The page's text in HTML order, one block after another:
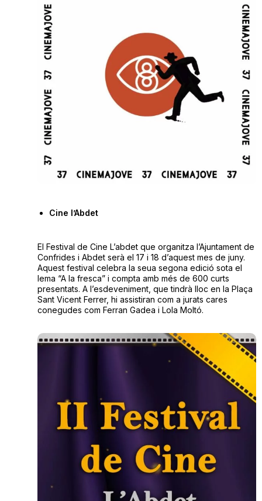
Cine l’Abdet
El Festival de Cine L’abdet que organitza l’Ajuntament de
Confrides i Abdet serà el 17 i 18 d’aquest mes de juny.
Aquest festival celebra la seua segona edició sota el
lema “A la fresca” i compta amb més de 600 curts
presentats. A l’esdeveniment, que tindrà lloc en la Plaça
Sant Vicent Ferrer, hi assistiran com a jurats cares
conegudes com Ferran Gadea i Lola Moltó.